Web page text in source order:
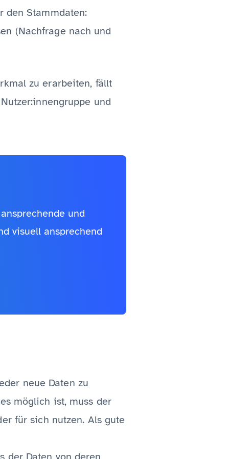
den Stammdaten:
(Nachfrage nach und
zu erarbeiten, fällt
und
und
visuell ansprechend
neue Daten zu
möglich ist, muss der
für sich nutzen. Als gute